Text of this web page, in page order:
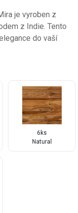
je vyroben z
z Indie. Tento
do vaší
6ks
Natural